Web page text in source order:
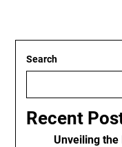
Search
Recent
Unveiling